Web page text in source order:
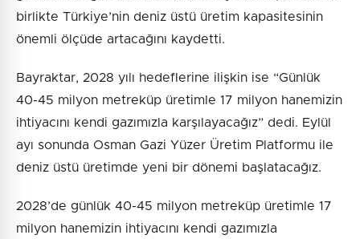
birlikte Türkiye’nin deniz üstü üretim kapasitesinin
önemli ölçüde artacağını kaydetti.
Bayraktar, 2028 yılı hedeflerine ilişkin ise “Günlük
40-45 milyon metreküp üretimle 17 milyon hanemizin
ihtiyacını kendi gazımızla karşılayacağız” dedi. Eylül
ayı sonunda Osman Gazi Yüzer Üretim Platformu ile
deniz üstü üretimde yeni bir dönemi başlatacağız.
2028’de günlük 40-45 milyon metreküp üretimle 17
milyon hanemizin ihtiyacını kendi gazımızla